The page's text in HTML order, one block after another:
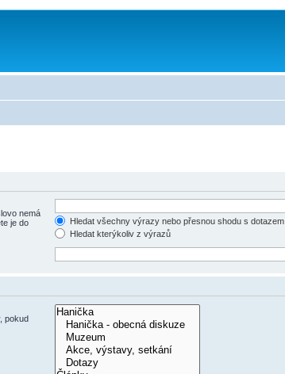
nemá
je do
Hledat všechny výrazy nebo přesnou shodu s dotazem
Hledat kterýkoliv z výrazů
pokud